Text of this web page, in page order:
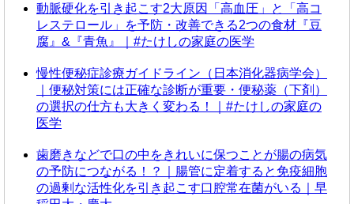
動脈硬化を引き起こす2大原因「高血圧」と「高コ
レステロール」を予防・改善できる2つの食材『豆
腐』&『青魚』｜#たけしの家庭の医学
慢性便秘症診療ガイドライン（日本消化器病学会）
｜便秘対策には正確な診断が重要・便秘薬（下剤）
の選択の仕方も大きく変わる！｜#たけしの家庭の
医学
歯磨きなどで口の中をきれいに保つことが腸の病気
の予防につながる！？｜腸管に定着すると免疫細胞
の過剰な活性化を引き起こす口腔常在菌がいる｜早